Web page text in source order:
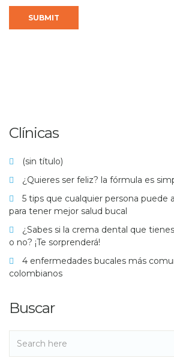
Clínicas
(sin título)
¿Quieres ser feliz? la fórmula es
5 tips que cualquier persona puede
para tener mejor salud bucal
¿Sabes si la crema dental que
o no? ¡Te sorprenderá!
4 enfermedades bucales más
colombianos
Buscar